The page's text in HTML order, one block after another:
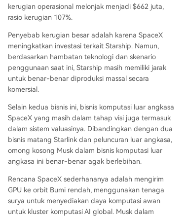
kerugian operasional melonjak menjadi $662 juta,
rasio kerugian 107%.
Penyebab kerugian besar adalah karena SpaceX
meningkatkan investasi terkait Starship. Namun,
berdasarkan hambatan teknologi dan skenario
penggunaan saat ini, Starship masih memiliki jarak
untuk benar-benar diproduksi massal secara
komersial.
Selain kedua bisnis ini, bisnis komputasi luar angkasa
SpaceX yang masih dalam tahap visi juga termasuk
dalam sistem valuasinya. Dibandingkan dengan dua
bisnis matang Starlink dan peluncuran luar angkasa,
omong kosong Musk dalam bisnis komputasi luar
angkasa ini benar-benar agak berlebihan.
Rencana SpaceX sederhananya adalah mengirim
GPU ke orbit Bumi rendah, menggunakan tenaga
surya untuk menyediakan daya komputasi awan
untuk kluster komputasi AI global. Musk dalam